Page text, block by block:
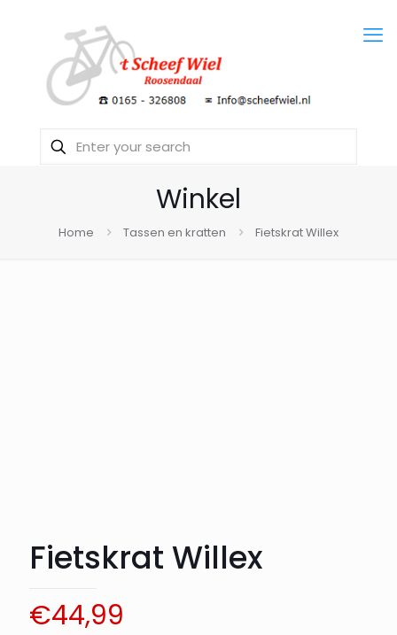
Winkel
Home Tassen en kratten Fietskrat Willex
Fietskrat Willex
€44,99